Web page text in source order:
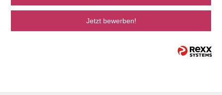
Jetzt bewerben!